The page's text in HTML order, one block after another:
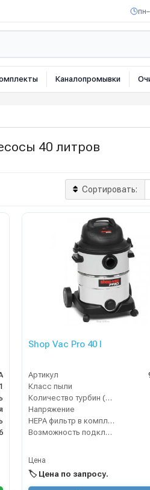
Каналопромывки
40 литров
Сортировать:
Shop Vac Pro 40 I
Артикул
Класс пыли
Количество турбин (шт)
Напряжение
HEPA фильтр в комплекте
Возможность подключения электрощетки
Цена
🏷️ Цена по запросу.